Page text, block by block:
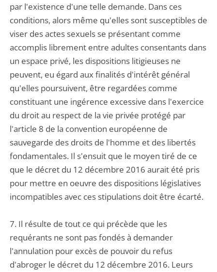
par l'existence d'une telle demande. Dans ces
conditions, alors même qu'elles sont susceptibles de
viser des actes sexuels se présentant comme
accomplis librement entre adultes consentants dans
un espace privé, les dispositions litigieuses ne
peuvent, eu égard aux finalités d'intérêt général
qu'elles poursuivent, être regardées comme
constituant une ingérence excessive dans l'exercice
du droit au respect de la vie privée protégé par
l'article 8 de la convention européenne de
sauvegarde des droits de l'homme et des libertés
fondamentales. Il s'ensuit que le moyen tiré de ce
que le décret du 12 décembre 2016 aurait été pris
pour mettre en oeuvre des dispositions législatives
incompatibles avec ces stipulations doit être écarté.
7. Il résulte de tout ce qui précède que les
requérants ne sont pas fondés à demander
l'annulation pour excès de pouvoir du refus
d'abroger le décret du 12 décembre 2016. Leurs